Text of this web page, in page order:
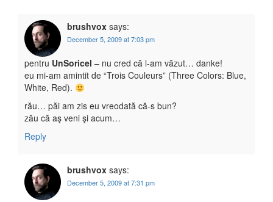
brushvox says:
December 5, 2009 at 7:03 pm
pentru UnSoricel – nu cred că l-am văzut… danke!
eu mi-am amintit de “Trois Couleurs” (Three Colors: Blue,
White, Red).
rău… păi am zis eu vreodată că-s bun?
zău că aş veni şi acum…
Reply
brushvox says:
December 5, 2009 at 7:31 pm